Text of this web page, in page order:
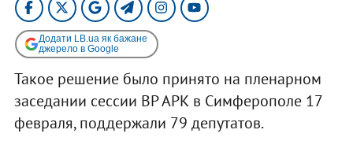
Додати LB.ua як бажане
джерело в Google
Такое решение было принято на пленарном
заседании сессии ВР АРК в Симферополе 17
февраля, поддержали 79 депутатов.